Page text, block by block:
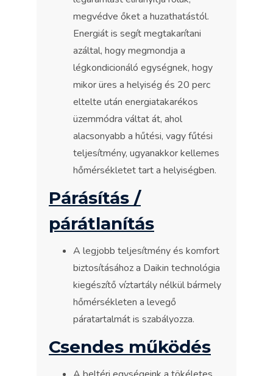
megvédve őket a huzathatástól.
Energiát is segít megtakarítani
azáltal, hogy megmondja a
légkondicionáló egységnek, hogy
mikor üres a helyiség és 20 perc
eltelte után energiatakarékos
üzemmódra váltat át, ahol
alacsonyabb a hűtési, vagy fűtési
teljesítmény, ugyanakkor kellemes
hőmérsékletet tart a helyiségben.
Párásítás /
párátlanítás
A legjobb teljesítmény és komfort
biztosításához a Daikin technológia
kiegészítő víztartály nélkül bármely
hőmérsékleten a levegő
páratartalmát is szabályozza.
Csendes működés